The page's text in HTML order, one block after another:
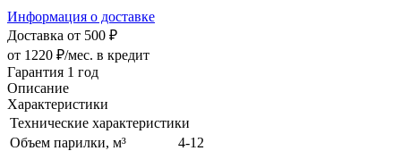
Информация о доставке
Доставка от 500 ₽
от 1220 ₽/мес. в кредит
Гарантия 1 год
Описание
Характеристики
Технические характеристики
Объем парилки, м³
4-12